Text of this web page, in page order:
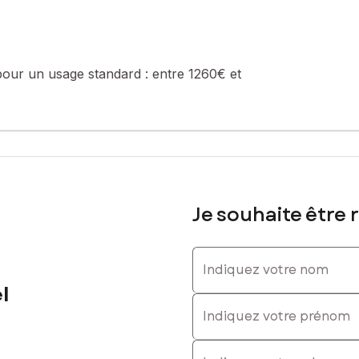
gaz, excellente performance énergétique (DPE C).
une avec dressing, 2 salles de douches, cellier/vestiaire, cour
un usage standard : entre 1260€ et
Je souhaite être
Indiquez votre nom
Indiquez votre prénom
E-mail